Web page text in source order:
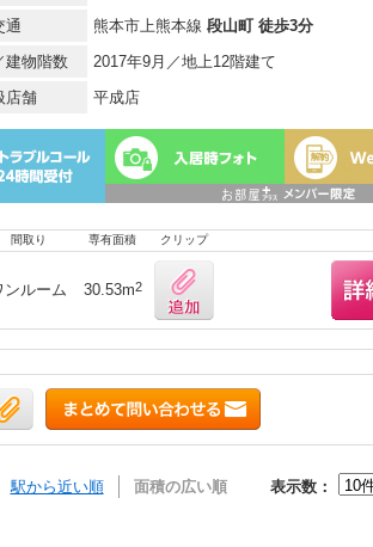
通
熊本市上熊本線 段山町 徒歩3分
建物階数
2017年9月／地上12階建て
店舗
平成店
間取り 専有面積 クリップ
ンルーム 30.53m2
駅から近い順 面積の広い順 表示数：